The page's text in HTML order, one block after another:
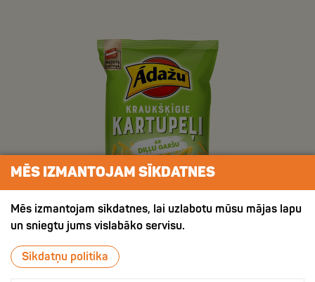
ХРУСТЯЩИЙ КАРТОФЕЛЬ СО
ВКУСОМ УКРОПА
MĒS IZMANTOJAM SĪKDATNES
Mēs izmantojam sīkdatnes, lai uzlabotu mūsu mājas lapu
un sniegtu jums vislabāko servisu.
Sīkdatņu politika